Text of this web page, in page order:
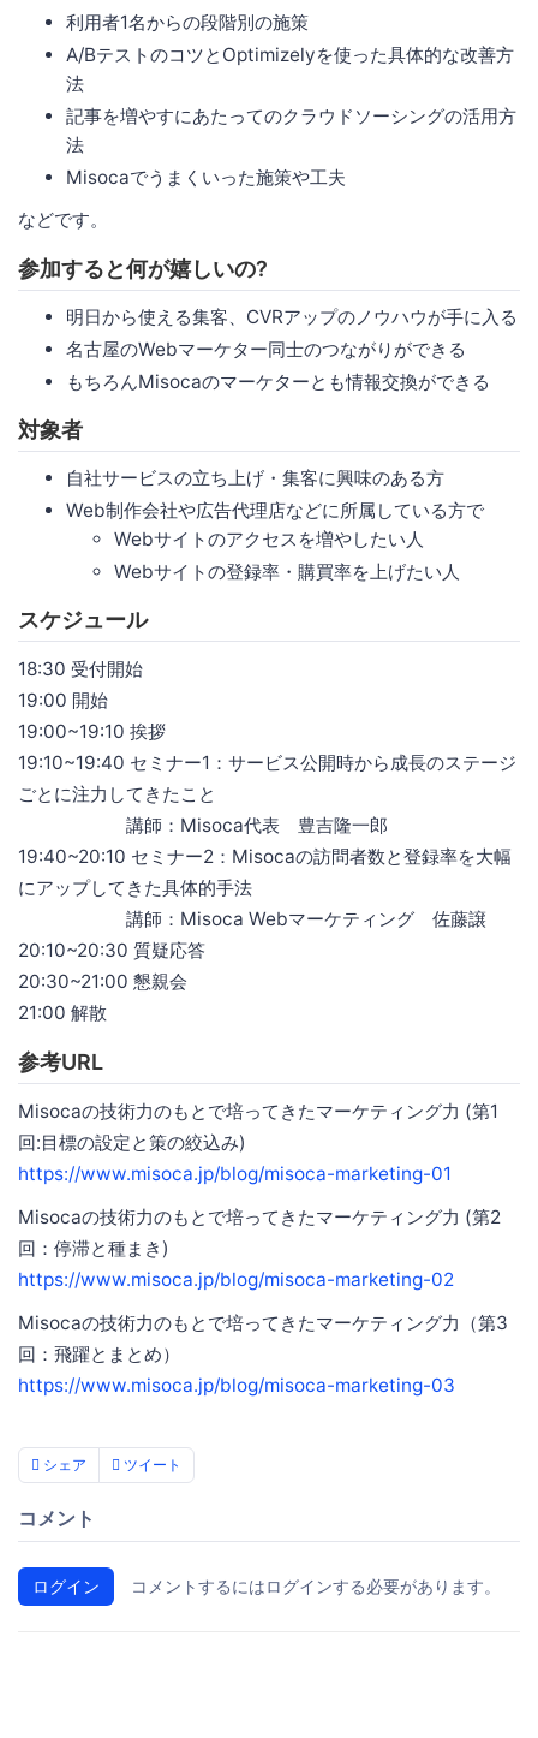
利用者1名からの段階別の施策
A/BテストのコツとOptimizelyを使った具体的な改善方
法
記事を増やすにあたってのクラウドソーシングの活用方
法
Misocaでうまくいった施策や工夫
などです。
参加すると何が嬉しいの?
明日から使える集客、CVRアップのノウハウが手に入る
名古屋のWebマーケター同士のつながりができる
もちろんMisocaのマーケターとも情報交換ができる
対象者
自社サービスの立ち上げ・集客に興味のある方
Web制作会社や広告代理店などに所属している方で
Webサイトのアクセスを増やしたい人
Webサイトの登録率・購買率を上げたい人
スケジュール
18:30 受付開始
19:00 開始
19:00~19:10 挨拶
19:10~19:40 セミナー1：サービス公開時から成長のステージ
ごとに注力してきたこと
講師：Misoca代表 豊吉隆一郎
19:40~20:10 セミナー2：Misocaの訪問者数と登録率を大幅
にアップしてきた具体的手法
講師：Misoca Webマーケティング 佐藤譲
20:10~20:30 質疑応答
20:30~21:00 懇親会
21:00 解散
参考URL
Misocaの技術力のもとで培ってきたマーケティング力 (第1
回:目標の設定と策の絞込み)
https://www.misoca.jp/blog/misoca-marketing-01
Misocaの技術力のもとで培ってきたマーケティング力 (第2
回：停滞と種まき)
https://www.misoca.jp/blog/misoca-marketing-02
Misocaの技術力のもとで培ってきたマーケティング力（第3
回：飛躍とまとめ）
https://www.misoca.jp/blog/misoca-marketing-03
シェア ツイート
コメント
ログイン コメントするにはログインする必要があります。